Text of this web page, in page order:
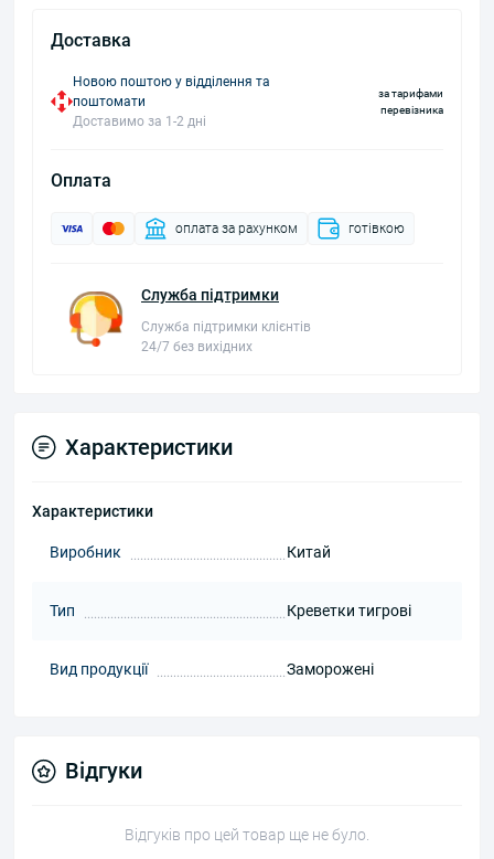
Доставка
Новою поштою у відділення та
поштомати
Доставимо за 1-2 дні
за тарифами
перевізника
Оплата
оплата за рахунком готівкою
Служба підтримки
Служба підтримки клієнтів
24/7 без вихідних
Характеристики
Характеристики
Виробник Китай
Тип Креветки тигрові
Вид продукції Заморожені
Відгуки
Відгуків про цей товар ще не було.